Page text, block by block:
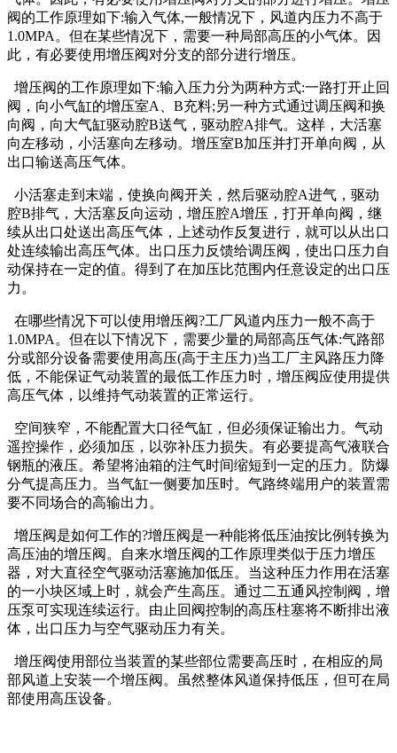
阀的工作原理如下:输入气体,一般情况下，风道内压力不高于
1.0MPA。但在某些情况下，需要一种局部高压的小气体。因
此，有必要使用增压阀对分支的部分进行增压。
增压阀的工作原理如下:输入压力分为两种方式:一路打开止回
阀，向小气缸的增压室A、B充料;另一种方式通过调压阀和换
向阀，向大气缸驱动腔B送气，驱动腔A排气。这样，大活塞
向左移动，小活塞向左移动。增压室B加压并打开单向阀，从
出口输送高压气体。
小活塞走到末端，使换向阀开关，然后驱动腔A进气，驱动
腔B排气，大活塞反向运动，增压腔A增压，打开单向阀，继
续从出口处送出高压气体，上述动作反复进行，就可以从出口
处连续输出高压气体。出口压力反馈给调压阀，使出口压力自
动保持在一定的值。得到了在加压比范围内任意设定的出口压
力。
在哪些情况下可以使用增压阀?工厂风道内压力一般不高于
1.0MPA。但在以下情况下，需要少量的局部高压气体:气路部
分或部分设备需要使用高压(高于主压力)当工厂主风路压力降
低，不能保证气动装置的最低工作压力时，增压阀应使用提供
高压气体，以维持气动装置的正常运行。
空间狭窄，不能配置大口径气缸，但必须保证输出力。气动
遥控操作，必须加压，以弥补压力损失。有必要提高气液联合
钢瓶的液压。希望将油箱的注气时间缩短到一定的压力。防爆
分气提高压力。当气缸一侧要加压时。气路终端用户的装置需
要不同场合的高输出力。
增压阀是如何工作的?增压阀是一种能将低压油按比例转换为
高压油的增压阀。自来水增压阀的工作原理类似于压力增压
器，对大直径空气驱动活塞施加低压。当这种压力作用在活塞
的一小块区域上时，就会产生高压。通过二五通风控制阀，增
压泵可实现连续运行。由止回阀控制的高压柱塞将不断排出液
体，出口压力与空气驱动压力有关。
增压阀使用部位当装置的某些部位需要高压时，在相应的局
部风道上安装一个增压阀。虽然整体风道保持低压，但可在局
部使用高压设备。